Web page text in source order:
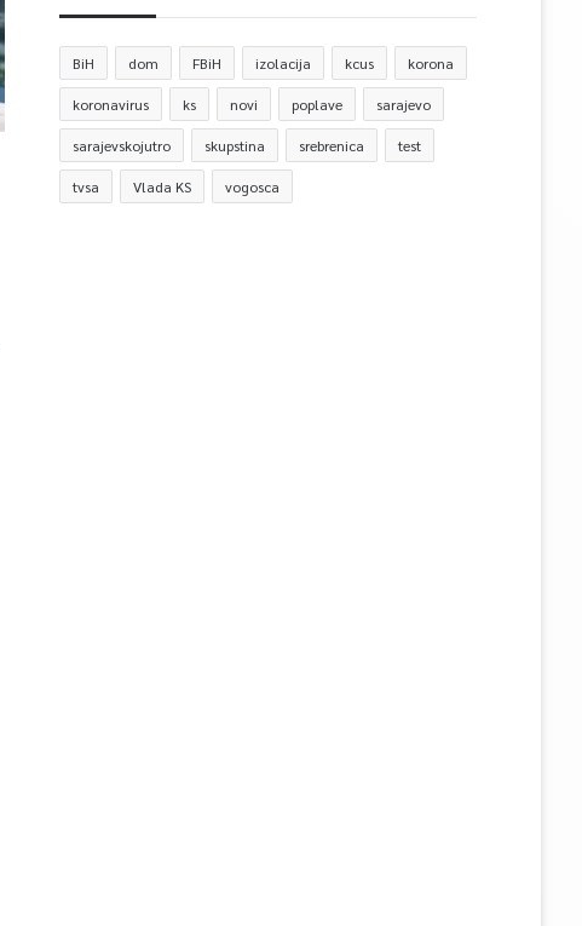
BiH dom FBiH izolacija kcus korona
koronavirus ks novi poplave sarajevo
sarajevskojutro skupstina srebrenica test
tvsa Vlada KS vogosca